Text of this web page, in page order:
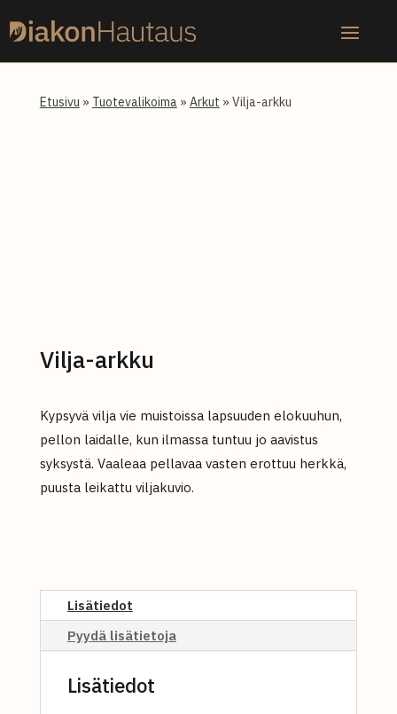
to
content
Etusivu » Tuotevalikoima» Arkut » Vilja-arkku
Vilja-arkku
Kypsyvä vilja vie muistoissa lapsuuden elokuuhun,
pellon laidalle, kun ilmassa tuntuu jo aavistus
syksystä. Vaaleaa pellavaa vasten erottuu herkkä,
puusta leikattu viljakuvio.
Lisätiedot
Pyydä lisätietoja
Lisätiedot